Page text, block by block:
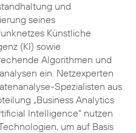
und
seines
Künstliche
(KI) sowie
Algorithmen und
ein. Netzexperten
Spezialisten aus
„Business Analytics
Intelligence“ nutzen
um auf Basis